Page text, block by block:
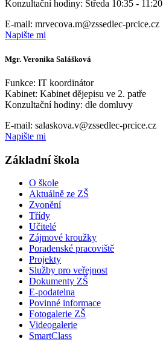
Konzultační hodiny: Středa 10:35 - 11:20
E-mail: mrvecova.m@zssedlec-prcice.cz
Napište mi
Mgr. Veronika Salášková
Funkce: IT koordinátor
Kabinet: Kabinet dějepisu ve 2. patře
Konzultační hodiny: dle domluvy
E-mail: salaskova.v@zssedlec-prcice.cz
Napište mi
Základní škola
O škole
Aktuálně ze ZŠ
Zvonění
Třídy
Učitelé
Zájmové kroužky
Poradenské pracoviště
Projekty
Služby pro veřejnost
Dokumenty ZŠ
E-podatelna
Povinné informace
Fotogalerie ZŠ
Videogalerie
SmartClass